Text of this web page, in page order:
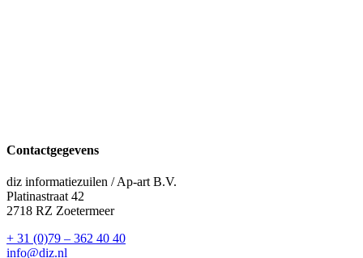
Contactgegevens
diz informatiezuilen / Ap-art B.V.
Platinastraat 42
2718 RZ Zoetermeer
+ 31 (0)79 – 362 40 40
info@diz.nl